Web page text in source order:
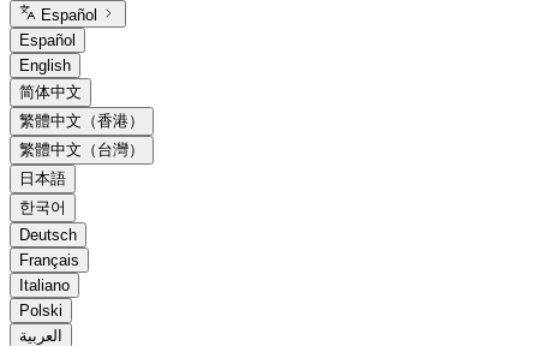
Español
Español
English
简体中文
繁體中文（香港）
繁體中文（台灣）
日本語
한국어
Deutsch
Français
Italiano
Polski
العربية